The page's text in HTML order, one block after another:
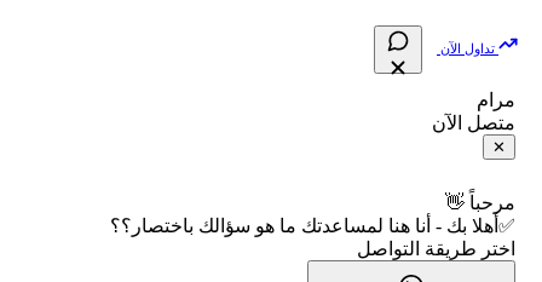
فلتر الأسهم الشرعي
📋 جميع الأسهم
🕌 الأسهم الحلال
📈 حاسبة عائد التداول
📊 حاسبة الربح التراكمي
🧮 حاسبة متوسط سعر السهم
📅 التقويم الاقتصادي
📅 المؤشرات الاقتصادية
سياسة تقييم الشركات
الإبلاغ عن شركة نصابة
شروط الاستخدام
سياسة الخصوصية
تداول الآن
مرام
متصل الآن
✕
مرحباً 👋
✅أهلا بك - أنا هنا لمساعدتك ما هو سؤالك باختصار؟؟
اختر طريقة التواصل